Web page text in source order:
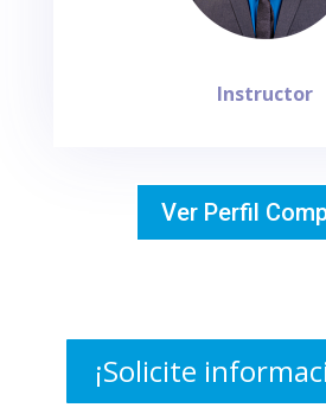
Instructor
Ver Perfil
¡Solicite